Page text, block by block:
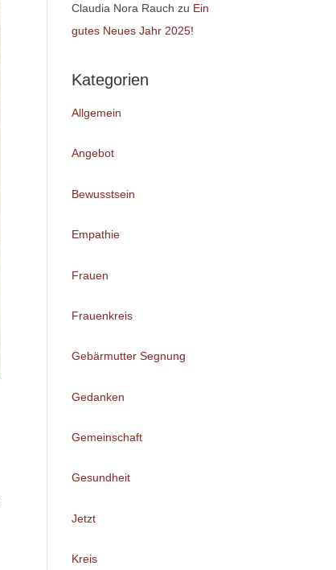
Claudia Nora Rauch zu Ein
gutes Neues Jahr 2025!
Kategorien
Allgemein
Angebot
Bewusstsein
Empathie
Frauen
Frauenkreis
Gebärmutter Segnung
Gedanken
Gemeinschaft
Gesundheit
Jetzt
Kreis